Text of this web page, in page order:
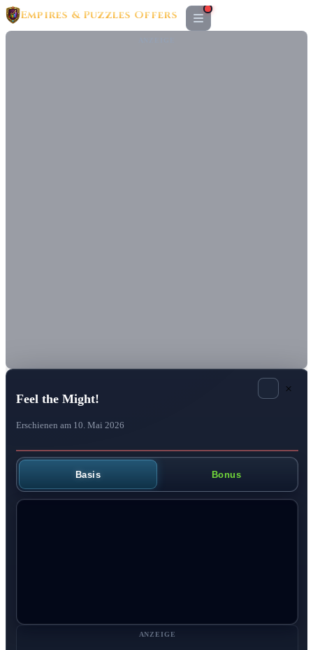
Empires & Puzzles Offers
Feel the Might!
Erschienen am 10. Mai 2026
×
Basis Bonus
ANZEIGE